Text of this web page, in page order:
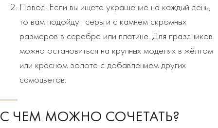
Повод. Если вы ищете украшение на каждый день,
то вам подойдут серьги с камнем скромных
размеров в серебре или платине. Для праздников
можно остановиться на крупных моделях в жёлтом
или красном золоте с добавлением других
самоцветов.
С ЧЕМ МОЖНО СОЧЕТАТЬ?